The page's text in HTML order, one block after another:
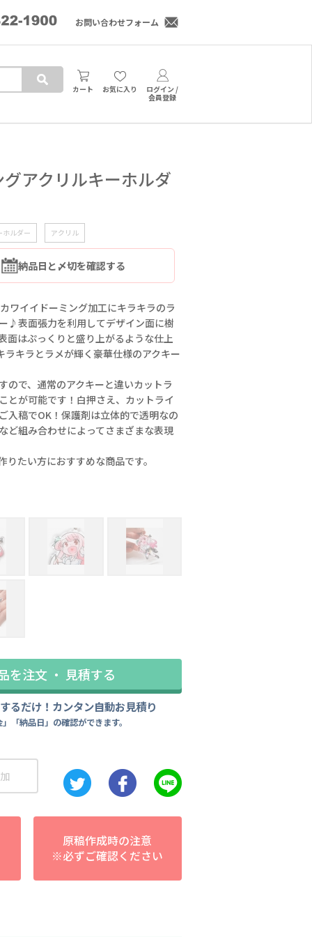
お問い合わせフォーム
カート お気に入り
ログイン /
会員登録
アクリルキーホルダ
ホルダー アクリル
納品日と〆切を確認する
ワイイドーミング加工にキラキラのラ
♪表面張力を利用してデザイン面に樹
面はぷっくりと盛り上がるような仕上
キラとラメが輝く豪華仕様のアクキー
ので、通常のアクキーと違いカットラ
とが可能です！白押さえ、カットライ
入稿でOK！保護剤は立体的で透明なの
ど組み合わせによってさまざまな表現
たい方におすすめな商品です。
を注文 ・ 見積する
るだけ！カンタン自動お見積り
「納品日」の確認ができます。
原稿作成時の注意
※必ずご確認ください